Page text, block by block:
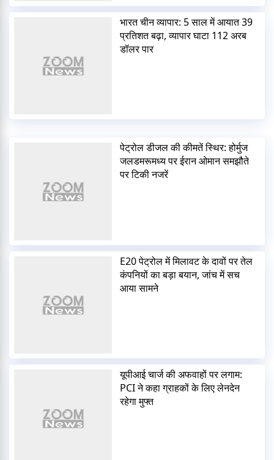
भारत चीन व्यापार: 5 साल में आयात 39
प्रतिशत बढ़ा, व्यापार घाटा 112 अरब
डॉलर पार
पेट्रोल डीजल की कीमतें स्थिर: होर्मुज
जलडमरूमध्य पर ईरान ओमान समझौते
पर टिकी नजरें
E20 पेट्रोल में मिलावट के दावों पर तेल
कंपनियों का बड़ा बयान, जांच में सच
आया सामने
यूपीआई चार्ज की अफवाहों पर लगाम:
PCI ने कहा ग्राहकों के लिए लेनदेन
रहेगा मुफ्त